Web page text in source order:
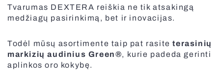
Visos žaliuzės
Tvarumas DEXTERA reiškia ne tik atsakingą
medžiagų pasirinkimą, bet ir inovacijas.
Todėl mūsų asortimente taip pat rasiteterasinių
markizių audinius Green®, kurie padeda gerinti
aplinkos oro kokybę.